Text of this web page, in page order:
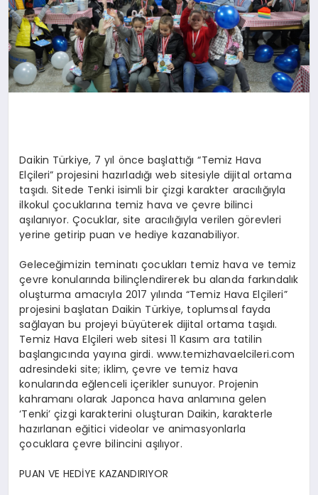
Daikin Türkiye, 7 yıl önce başlattığı “Temiz Hava
Elçileri” projesini hazırladığı web sitesiyle dijital ortama
taşıdı. Sitede Tenki isimli bir çizgi karakter aracılığıyla
ilkokul çocuklarına temiz hava ve çevre bilinci
aşılanıyor. Çocuklar, site aracılığıyla verilen görevleri
yerine getirip puan ve hediye kazanabiliyor.
Geleceğimizin teminatı çocukları temiz hava ve temiz
çevre konularında bilinçlendirerek bu alanda farkındalık
oluşturma amacıyla 2017 yılında “Temiz Hava Elçileri”
projesini başlatan Daikin Türkiye, toplumsal fayda
sağlayan bu projeyi büyüterek dijital ortama taşıdı.
Temiz Hava Elçileri web sitesi 11 Kasım ara tatilin
başlangıcında yayına girdi. www.temizhavaelcileri.com
adresindeki site; iklim, çevre ve temiz hava
konularında eğlenceli içerikler sunuyor. Projenin
kahramanı olarak Japonca hava anlamına gelen
‘Tenki’ çizgi karakterini oluşturan Daikin, karakterle
hazırlanan eğitici videolar ve animasyonlarla
çocuklara çevre bilincini aşılıyor.
PUAN VE HEDİYE KAZANDIRIYOR